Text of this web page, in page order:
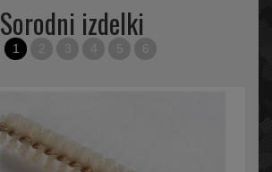
Sorodni izdelki
1 2 3 4 5 6